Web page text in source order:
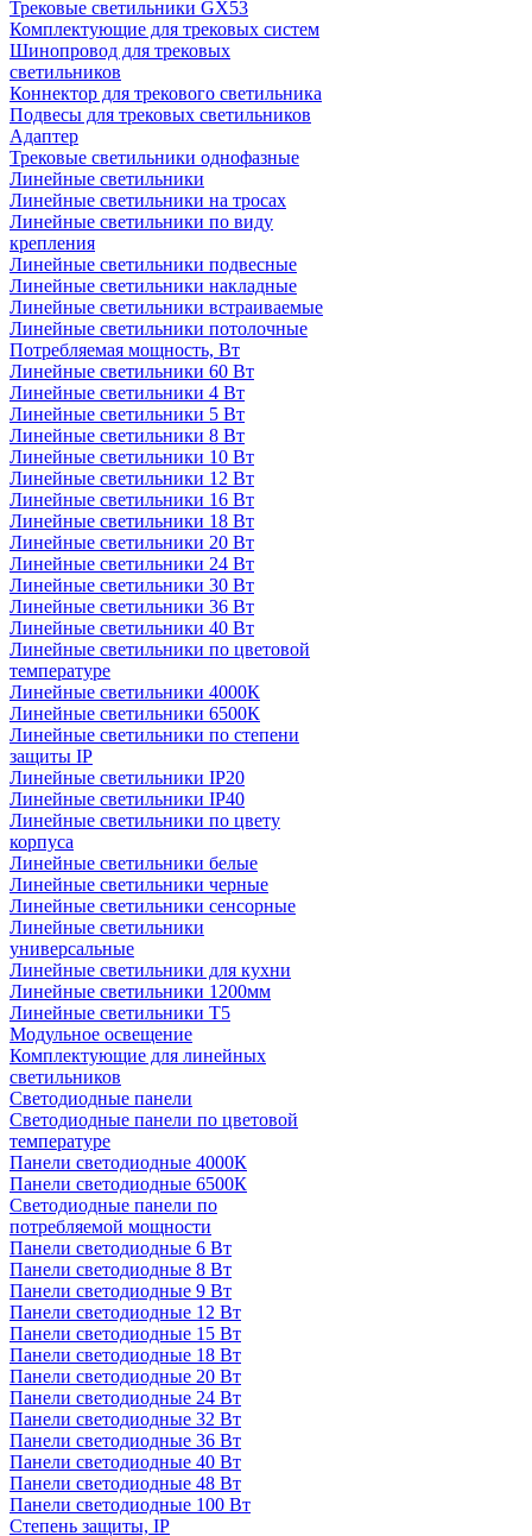
Трековые светильники GX53
Комплектующие для трековых систем
Шинопровод для трековых
светильников
Коннектор для трекового светильника
Подвесы для трековых светильников
Адаптер
Трековые светильники однофазные
Линейные светильники
Линейные светильники на тросах
Линейные светильники по виду
крепления
Линейные светильники подвесные
Линейные светильники накладные
Линейные светильники встраиваемые
Линейные светильники потолочные
Потребляемая мощность, Вт
Линейные светильники 60 Вт
Линейные светильники 4 Вт
Линейные светильники 5 Вт
Линейные светильники 8 Вт
Линейные светильники 10 Вт
Линейные светильники 12 Вт
Линейные светильники 16 Вт
Линейные светильники 18 Вт
Линейные светильники 20 Вт
Линейные светильники 24 Вт
Линейные светильники 30 Вт
Линейные светильники 36 Вт
Линейные светильники 40 Вт
Линейные светильники по цветовой
температуре
Линейные светильники 4000К
Линейные светильники 6500К
Линейные светильники по степени
защиты IP
Линейные светильники IP20
Линейные светильники IP40
Линейные светильники по цвету
корпуса
Линейные светильники белые
Линейные светильники черные
Линейные светильники сенсорные
Линейные светильники
универсальные
Линейные светильники для кухни
Линейные светильники 1200мм
Линейные светильники Т5
Модульное освещение
Комплектующие для линейных
светильников
Светодиодные панели
Светодиодные панели по цветовой
температуре
Панели светодиодные 4000К
Панели светодиодные 6500К
Светодиодные панели по
потребляемой мощности
Панели светодиодные 6 Вт
Панели светодиодные 8 Вт
Панели светодиодные 9 Вт
Панели светодиодные 12 Вт
Панели светодиодные 15 Вт
Панели светодиодные 18 Вт
Панели светодиодные 20 Вт
Панели светодиодные 24 Вт
Панели светодиодные 32 Вт
Панели светодиодные 36 Вт
Панели светодиодные 40 Вт
Панели светодиодные 48 Вт
Панели светодиодные 100 Вт
Степень защиты, IP